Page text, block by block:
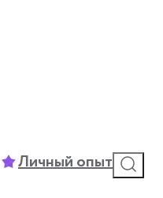
Личный опыт